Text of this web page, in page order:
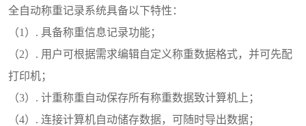
全自动称重记录系统具备以下特性：
（1）. 具备称重信息记录功能；
（2）. 用户可根据需求编辑自定义称重数据格式，并可先配
打印机；
（3）. 计重称重自动保存所有称重数据致计算机上；
（4）. 连接计算机自动储存数据，可随时导出数据；